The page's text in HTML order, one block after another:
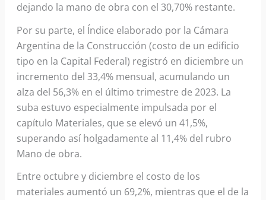
dejando la mano de obra con el 30,70% restante.
Por su parte, el Índice elaborado por la Cámara
Argentina de la Construcción (costo de un edificio
tipo en la Capital Federal) registró en diciembre un
incremento del 33,4% mensual, acumulando un
alza del 56,3% en el último trimestre de 2023. La
suba estuvo especialmente impulsada por el
capítulo Materiales, que se elevó un 41,5%,
superando así holgadamente al 11,4% del rubro
Mano de obra.
Entre octubre y diciembre el costo de los
materiales aumentó un 69,2%, mientras que el de la